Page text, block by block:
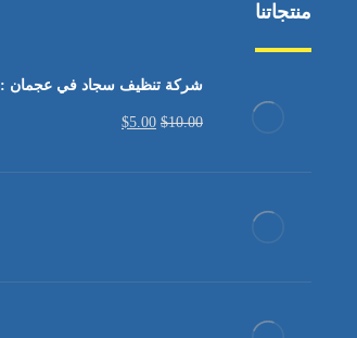
منتجاتنا
شركة تنظيف سجاد في عجمان :0551030483
$10.00
$5.00